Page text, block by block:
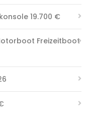
19.700 €
Freizeitboot